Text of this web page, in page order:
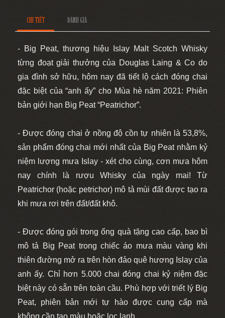
CHI TIẾT ĐÁNH GIÁ
- Big Peat, thương hiệu Islay Malt Scotch Whisky
từng đoạt giải thưởng của Douglas Laing & Co do
gia đình sở hữu, hôm nay đã tiết lộ cách đóng chai
đặc biệt của “anh ấy” cho Mùa hè năm 2021: Phiên
bản giới hạn Big Peat “Peatrichor”.
- Được đóng chai ở nồng độ cồn tự nhiên là 53,8%,
sản phẩm đóng chai mới nhất của Big Peat nhằm kỷ
niệm lượng mưa Islay - xét cho cùng, cơn mưa hôm
nay chính là rượu Whisky của ngày mai! Từ
Peatrichor (hoặc petrichor) mô tả mùi đất được tạo ra
khi mưa rơi trên đất/đất khô.
- Được đóng gói trong ống quà tặng cao cấp, bao bì
mô tả Big Peat trong chiếc áo mưa màu vàng khi
thiên đường mở ra trên hòn đảo quê hương Islay của
anh ấy. Chỉ hơn 5.000 chai đóng chai kỷ niệm đặc
biệt này có sẵn trên toàn cầu. Phù hợp với triết lý Big
Peat, phiên bản mới tự hào được cung cấp mà
không cần tạo màu hoặc lọc lạnh.